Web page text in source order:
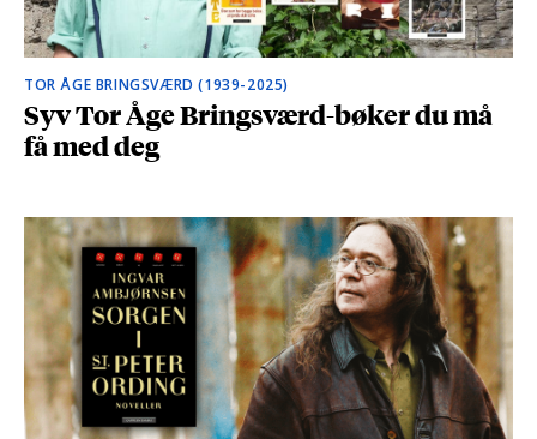
TOR ÅGE BRINGSVÆRD (1939-2025)
Syv Tor Åge Bringsværd-bøker du må
få med deg